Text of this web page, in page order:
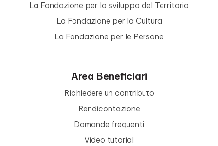
La Fondazione per lo sviluppo del Territorio
La Fondazione per la Cultura
La Fondazione per le Persone
Area Beneficiari
Richiedere un contributo
Rendicontazione
Domande frequenti
Video tutorial